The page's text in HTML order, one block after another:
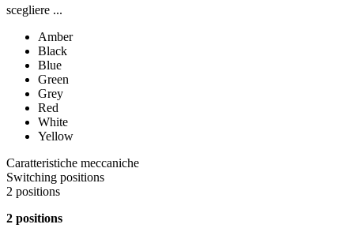
scegliere ...
Amber
Black
Blue
Green
Grey
Red
White
Yellow
Caratteristiche meccaniche
Switching positions
2 positions
2 positions